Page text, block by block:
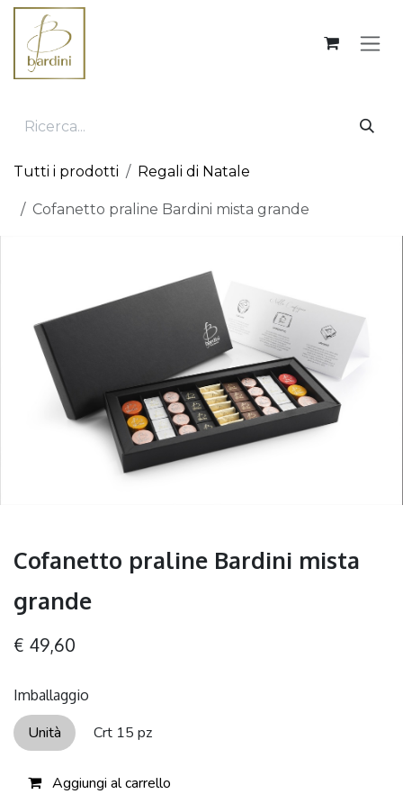
Passa al contenuto
Tutti i prodotti Regali di Natale
Cofanetto praline Bardini mista grande
Cofanetto praline Bardini mista
grande
€ 49,60
Imballaggio
Unità Crt 15 pz
Aggiungi al carrello